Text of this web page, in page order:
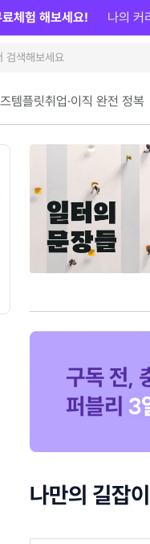
템플릿취업·이직 완전 정복
체험 해보세요! 나의 커
나만의 길잡